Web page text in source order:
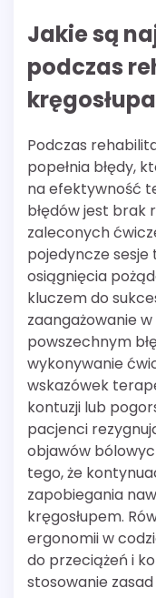
Jakie są
podczas
Podczas
popełnia błędy,
na efektywność
błędów jest brak
zaleconych
pojedyncze
osiągnięcia
kluczem do
zaangażowanie
powszechnym
wykonywanie
wskazówek
kontuzji lub
pacjenci
objawów
tego, że
zapobiegania
kręgosłupem.
ergonomii w
do przeciążeń i
stosowanie